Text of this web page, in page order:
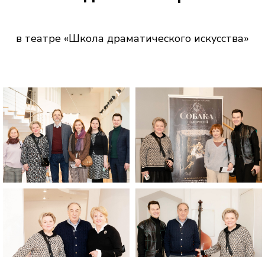
в театре «Школа драматического искусства»